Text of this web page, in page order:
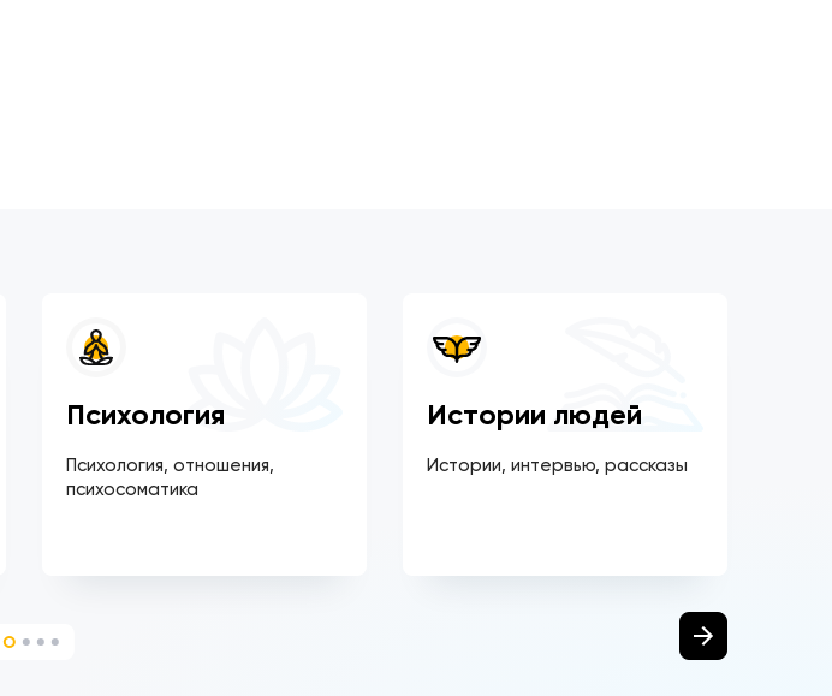
Психология
Психология, отношения,
психосоматика
Истории людей
Истории, интервью, рассказы